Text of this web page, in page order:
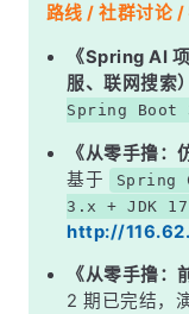
路线 / 社群讨论
《Spring AI
服、联网搜索
Spring Boot
《从零手撸：
基于
Spring
3.x + JDK
http://
《从零手撸：
2 期已完结，